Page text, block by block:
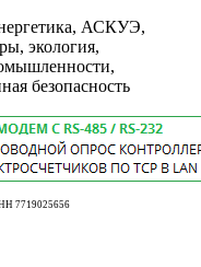
АСКУЭ,
экология,
безопасность
7719025656